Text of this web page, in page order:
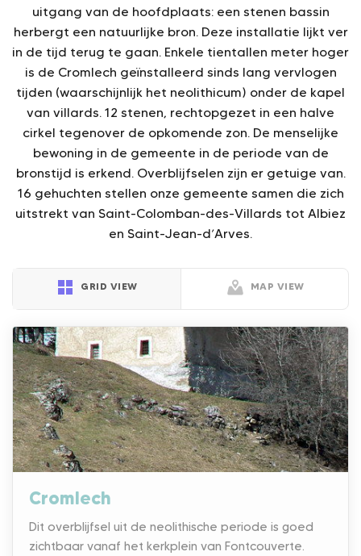
uitgang van de hoofdplaats: een stenen bassin
herbergt een natuurlijke bron. Deze installatie lijkt ver
in de tijd terug te gaan. Enkele tientallen meter hoger
is de Cromlech geïnstalleerd sinds lang vervlogen
tijden (waarschijnlijk het neolithicum) onder de kapel
van villards. 12 stenen, rechtopgezet in een halve
cirkel tegenover de opkomende zon. De menselijke
bewoning in de gemeente in de periode van de
bronstijd is erkend. Overblijfselen zijn er getuige van.
16 gehuchten stellen onze gemeente samen die zich
uitstrekt van Saint-Colomban-des-Villards tot Albiez
en Saint-Jean-d’Arves.
GRID VIEW MAP VIEW
Cromlech
Dit overblijfsel uit de neolithische periode is goed
zichtbaar vanaf het kerkplein van Fontcouverte.